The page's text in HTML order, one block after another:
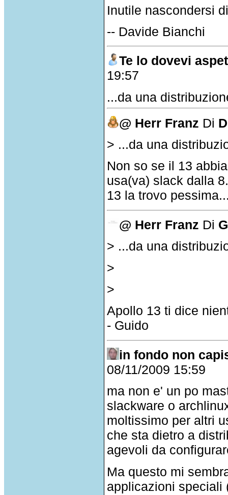
Inutile nascondersi
-- Davide Bianchi
Te lo dovevi
19:57
...da una
@ Herr Franz Di
> ...da una
Non so se il 13
usa(va) slack dalla
13 la trovo
@ Herr Franz Di
> ...da una
>
>
Apollo 13 ti dice
- Guido
in fondo non
08/11/2009 15:59
ma non e' un po
slackware o
moltissimo per altri
che sta dietro a
agevoli da
Ma questo mi
applicazioni speciali